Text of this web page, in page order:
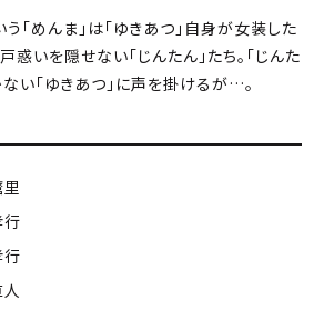
う「めんま」は「ゆきあつ」自身が女装した
惑いを隠せない「じんたん」たち。「じんた
い「ゆきあつ」に声を掛けるが…。
行
行